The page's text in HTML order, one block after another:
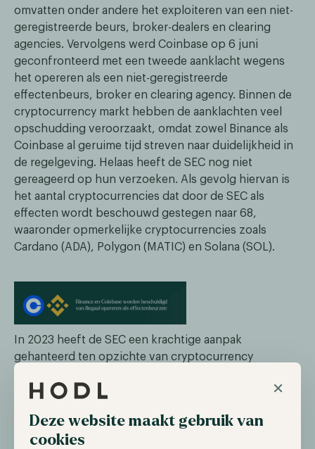
×
Deze website maakt gebruik van
cookies
omvatten onder andere het exploiteren van een niet-
geregistreerde beurs, broker-dealers en clearing
agencies. Vervolgens werd Coinbase op 6 juni
geconfronteerd met een tweede aanklacht wegens
het opereren als een niet-geregistreerde
effectenbeurs, broker en clearing agency. Binnen de
cryptocurrency markt hebben de aanklachten veel
opschudding veroorzaakt, omdat zowel Binance als
Coinbase al geruime tijd streven naar duidelijkheid in
de regelgeving. Helaas heeft de SEC nog niet
gereageerd op hun verzoeken. Als gevolg hiervan is
het aantal cryptocurrencies dat door de SEC als
effecten wordt beschouwd gestegen naar 68,
waaronder opmerkelijke cryptocurrencies zoals
Cardano (ADA), Polygon (MATIC) en Solana (SOL).
In 2023 heeft de SEC een krachtige aanpak
gehanteerd ten opzichte van cryptocurrency
met betrekking tot regelgeving. Hoewel deze
opgeroepen bij investeerders, bieden ze ook
mogelijkheden. Als de SEC en exchanges gedwongen